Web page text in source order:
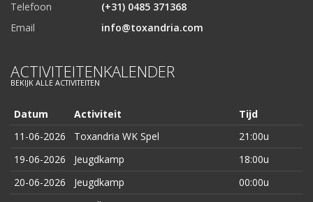
Telefoon
(+31) 0485 371368
Email
info@toxandria.com
ACTIVITEITENKALENDER
BEKIJK ALLE ACTIVITEITEN
Datum Activiteit
Tijd
11-06-2026
Toxandria WK Spel
21:00u
19-06-2026
Jeugdkamp
18:00u
20-06-2026
Jeugdkamp
00:00u